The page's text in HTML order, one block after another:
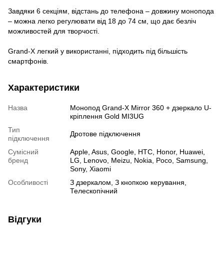
Завдяки 6 секціям, відстань до телефона – довжину монопода
– можна легко регулювати від 18 до 74 см, що дає безліч
можливостей для творчості.
Grand-X легкий у використанні, підходить під більшість
смартфонів.
Характеристики
Назва
Монопод Grand-X Mirror 360 + дзеркало U-
кріплення Gold MI3UG
Тип
підключення
Дротове підключення
Сумісний
бренд
Apple, Asus, Google, HTC, Honor, Huawei,
LG, Lenovo, Meizu, Nokia, Poco, Samsung,
Sony, Xiaomi
Особливості
З дзеркалом, З кнопкою керування,
Телескопічний
Відгуки